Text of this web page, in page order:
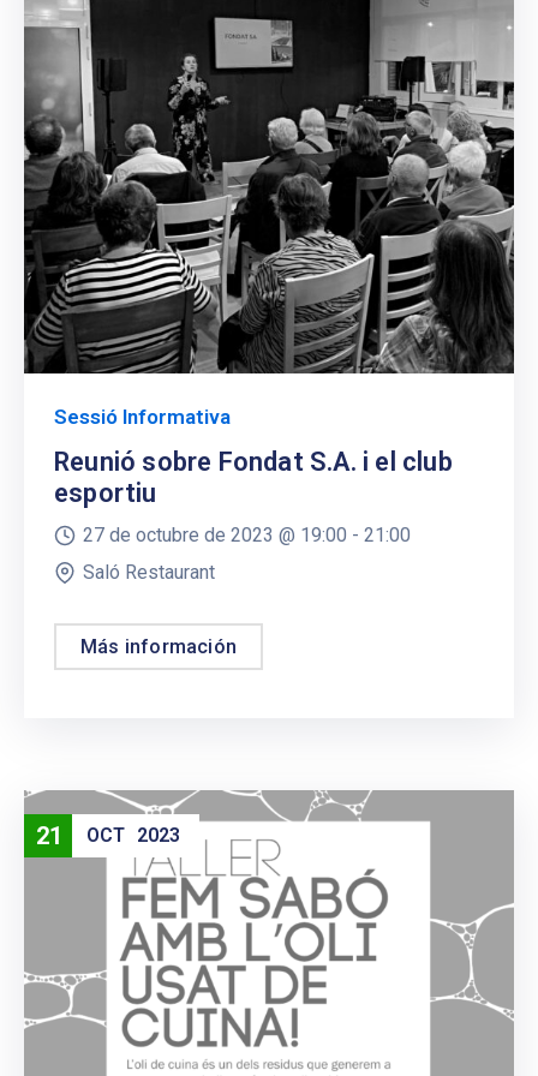
Sessió Informativa
Reunió sobre Fondat S.A. i el club
esportiu
27 de octubre de 2023 @ 19:00 - 21:00
Saló Restaurant
Más información
21 OCT 2023